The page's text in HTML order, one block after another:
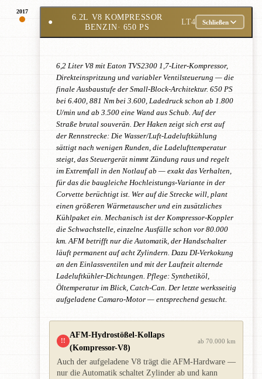
2017
●
6.2L V8 KOMPRESSOR
BENZIN· 650 PS
LT4 Schließen
6,2 Liter V8 mit Eaton TVS2300 1,7-Liter-Kompressor,
Direkteinspritzung und variabler Ventilsteuerung — die
finale Ausbaustufe der Small-Block-Architektur. 650 PS
bei 6.400, 881 Nm bei 3.600, Ladedruck schon ab 1.800
U/min und ab 3.500 eine Wand aus Schub. Auf der
Straße brutal souverän. Der Haken zeigt sich erst auf
der Rennstrecke: Die Wasser/Luft-Ladeluftkühlung
sättigt nach wenigen Runden, die Ladelufttemperatur
steigt, das Steuergerät nimmt Zündung raus und regelt
im Extremfall in den Notlauf ab — exakt das Verhalten,
für das die baugleiche Hochleistungs-Variante in der
Corvette berüchtigt ist. Wer auf die Strecke will, plant
einen größeren Wärmetauscher und ein zusätzliches
Kühlpaket ein. Mechanisch ist der Kompressor-Koppler
die Schwachstelle, einzelne Ausfälle schon vor 80.000
km. AFM betrifft nur die Automatik, der Handschalter
läuft permanent auf acht Zylindern. Dazu DI-Verkokung
an den Einlassventilen und mit der Laufzeit alternde
Ladeluftkühler-Dichtungen. Pflege: Synthetiköl,
Öltemperatur im Blick, Catch-Can. Der letzte werksseitig
aufgeladene Camaro-Motor — entsprechend gesucht.
!!
AFM-Hydrostößel-Kollaps
(Kompressor-V8)
ab 70.000 km
Auch der aufgeladene V8 trägt die AFM-Hardware —
nur die Automatik schaltet Zylinder ab und kann